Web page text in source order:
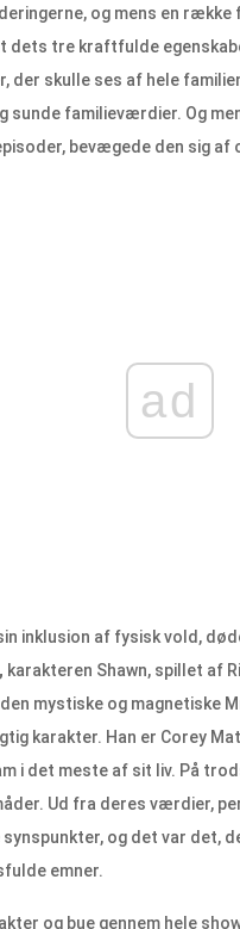
og mens en
dets tre kraftfulde
der skulle ses af hele
sunde familieværdier. Og
bevægede den sig af
ad
inklusion af fysisk vold,
, karakteren Shawn, spillet af
mystiske og magnetiske
karakter. Han er Corey
i det meste af sit liv. På
Ud fra deres værdier,
og det var det,
emner.
og bue gennem hele